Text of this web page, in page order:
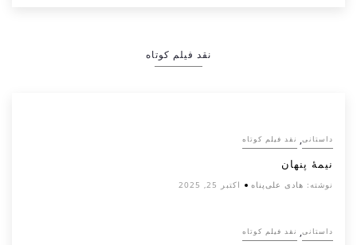
نقد فیلم کوتاه
داستانی, نقد فیلم کوتاه
نیمۀ پنهان
نوشته: هادی علی‌پناه اکتبر 25, 2025
داستانی, نقد فیلم کوتاه